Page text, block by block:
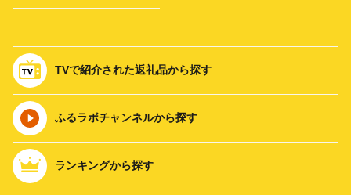
TVで紹介された返礼品から探す
ふるラボチャンネルから探す
ランキングから探す